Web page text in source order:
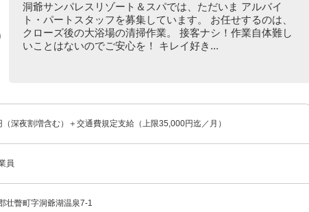
洞爺サンパレスリゾート＆スパでは、ただいま アルバイ
ト・パートスタッフを募集しています。 お任せするのは、
クローズ後の大浴場の清掃作業。 接客ナシ！作業自体難し
いことはないのでご安心を！ キレイ好き...
深夜割増含む）＋交通費規定支給（上限35,000円迄／月）
員
壮瞥町字洞爺湖温泉7-1